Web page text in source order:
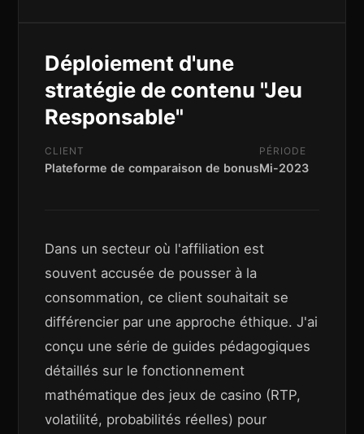
Déploiement d'une
stratégie de contenu "Jeu
Responsable"
CLIENT
Plateforme de comparaison de bonus
PÉRIODE
Mi-2023
Dans un secteur où l'affiliation est
souvent accusée de pousser à la
consommation, ce client souhaitait se
différencier par une approche éthique. J'ai
conçu une série de guides pédagogiques
détaillés sur le fonctionnement
mathématique des jeux de casino (RTP,
volatilité, probabilités réelles) pour